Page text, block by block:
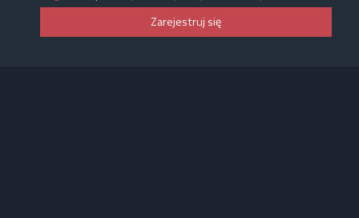
Zarejestruj się